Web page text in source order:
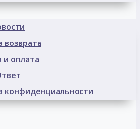
возврата
и оплата
конфиденциальности